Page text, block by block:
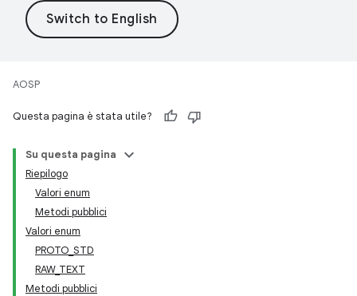
AOSP
Questa pagina è stata utile?
Su questa pagina
Riepilogo
Valori enum
Metodi pubblici
Valori enum
PROTO_STD
RAW_TEXT
Metodi pubblici